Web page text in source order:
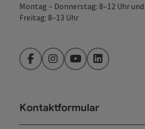
Montag – Donnerstag: 8–12 Uhr
Freitag: 8–13 Uhr
FacebookInstagramYouTubeLinkedIn
Kontaktformular